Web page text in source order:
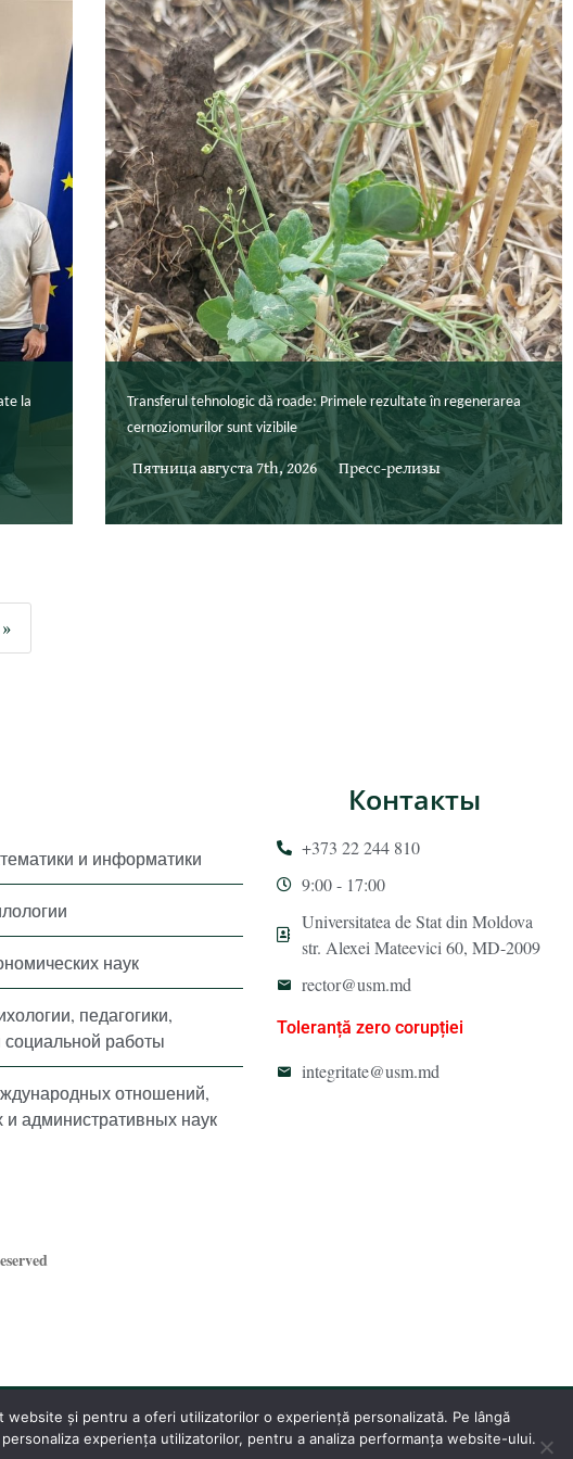
la
Transferul tehnologic dă roade: Primele rezultate în regenerarea
cernoziomurilor sunt vizibile
Пятница августа 7th, 2026 Пресс-релизы
»
и информатики
наук
педагогики,
социальной работы
отношений,
и административных наук
Контакты
+373 22 244 810
9:00 - 17:00
Universitatea de Stat din Moldova
str. Alexei Mateevici 60, MD-2009
rector@usm.md
Toleranță zero corupției
integritate@usm.md
și pentru a oferi utilizatorilor o experiență personalizată. Pe lângă
experiența utilizatorilor, pentru a analiza performanța website-ului.